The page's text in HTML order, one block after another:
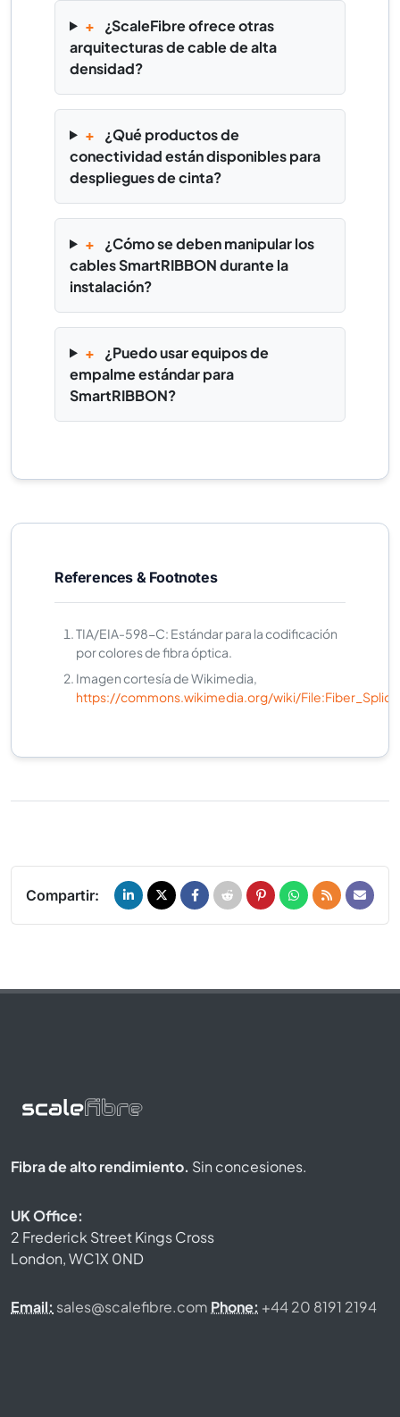
+
¿ScaleFibre ofrece otras
arquitecturas de cable de alta
densidad?
+
¿Qué productos de
conectividad están disponibles para
despliegues de cinta?
+
¿Cómo se deben manipular los
cables SmartRIBBON durante la
instalación?
+
¿Puedo usar equipos de
empalme estándar para
SmartRIBBON?
References & Footnotes
TIA/EIA-598-C: Estándar para la codificación
por colores de fibra óptica.
Imagen cortesía de Wikimedia,
https://commons.wikimedia.org/wiki/
Compartir:
Fibra de alto rendimiento. Sin concesiones.
UK Office:
2 Frederick Street Kings Cross
London, WC1X 0ND
Email: sales@scalefibre.com Phone: +44 20 8191 2194